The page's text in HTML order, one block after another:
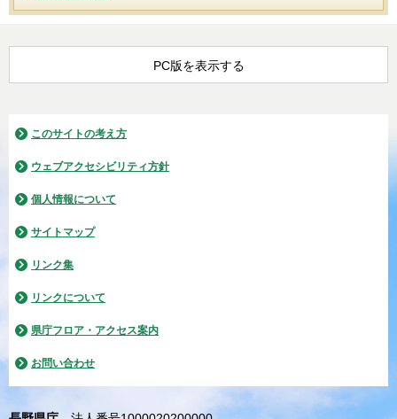
PC版を表示する
このサイトの考え方
ウェブアクセシビリティ方針
個人情報について
サイトマップ
リンク集
リンクについて
県庁フロア・アクセス案内
お問い合わせ